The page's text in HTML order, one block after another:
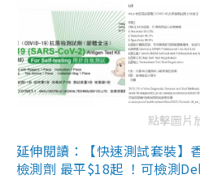
點擊圖片
延伸閱讀：【快速測試套裝】
檢測劑 最平$18起 ！可檢測